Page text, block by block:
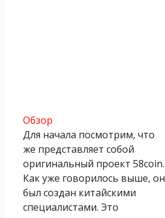
Обзор
Для начала посмотрим, что
же представляет собой
оригинальный проект 58coin.
Как уже говорилось выше, он
был создан китайскими
специалистами. Это